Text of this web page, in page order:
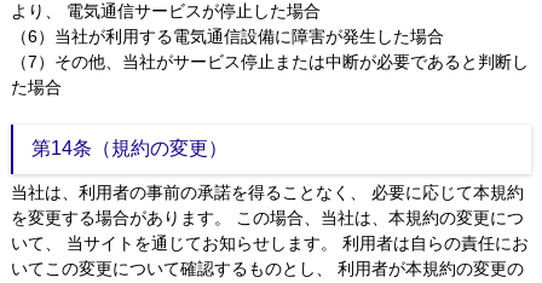
より、 電気通信サービスが停止した場合
（6）当社が利用する電気通信設備に障害が発生した場合
（7）その他、当社がサービス停止または中断が必要であると判断し
た場合
第14条（規約の変更）
当社は、利用者の事前の承諾を得ることなく、 必要に応じて本規約
を変更する場合があります。 この場合、当社は、本規約の変更につ
いて、 当サイトを通じてお知らせします。 利用者は自らの責任にお
いてこの変更について確認するものとし、 利用者が本規約の変更の